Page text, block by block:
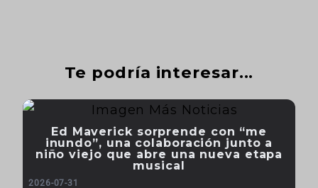
Te podría interesar...
Ed Maverick sorprende con “me
inundo”, una colaboración junto a
niño viejo que abre una nueva etapa
musical
2026-07-31